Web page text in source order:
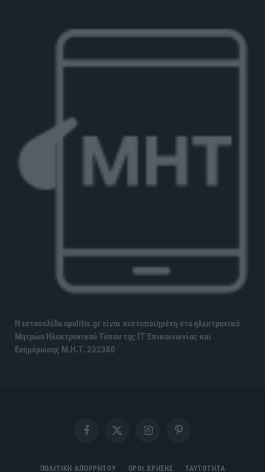
Η ιστοσελίδα opolitis.gr είναι πιστοποιημένη στο ηλεκτρονικό
Μητρώο Ηλεκτρονικού Τύπου της ΓΓ Επικοινωνίας και
Ενημέρωσης Μ.Η.Τ. 232380
FacebookX
InstagramPinterest
ΠΟΛΙΤΙΚΗ ΑΠΟΡΡΗΤΟΥ ΟΡΟΙ ΧΡΗΣΗΣ ΤΑΥΤΟΤΗΤΑ